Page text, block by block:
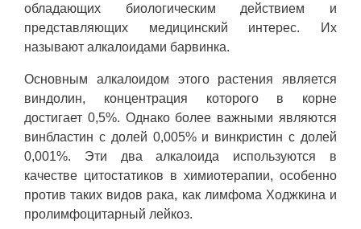
обладающих биологическим действием и
представляющих медицинский интерес. Их
называют алкалоидами барвинка.
Основным алкалоидом этого растения является
виндолин, концентрация которого в корне
достигает 0,5%. Однако более важными являются
винбластин с долей 0,005% и винкристин с долей
0,001%. Эти два алкалоида используются в
качестве цитостатиков в химиотерапии, особенно
против таких видов рака, как лимфома Ходжкина и
пролимфоцитарный лейкоз.